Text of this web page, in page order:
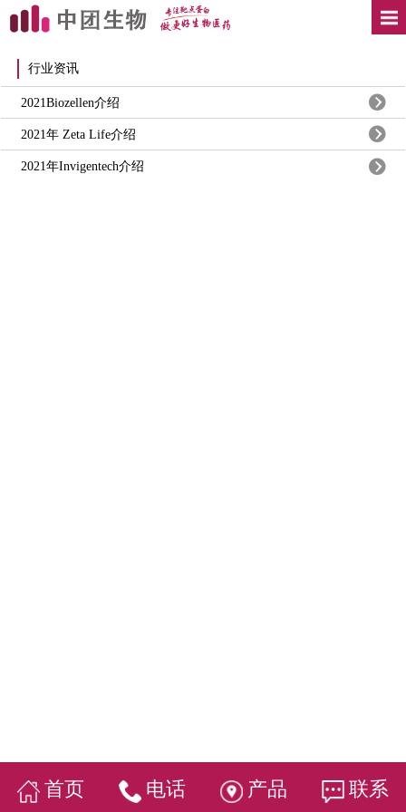
行业资讯
2021Biozellen介绍
2021年 Zeta Life介绍
2021年Invigentech介绍
首页 电话 产品 联系